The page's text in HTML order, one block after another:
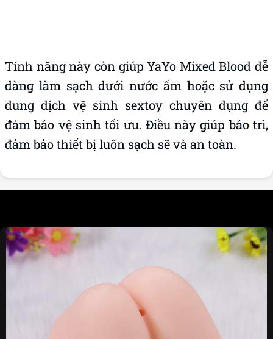
Tính năng này còn giúp YaYo Mixed Blood dễ
dàng làm sạch dưới nước ấm hoặc sử dụng
dung dịch vệ sinh sextoy chuyên dụng để
đảm bảo vệ sinh tối ưu. Điều này giúp bảo trì,
đảm bảo thiết bị luôn sạch sẽ và an toàn.